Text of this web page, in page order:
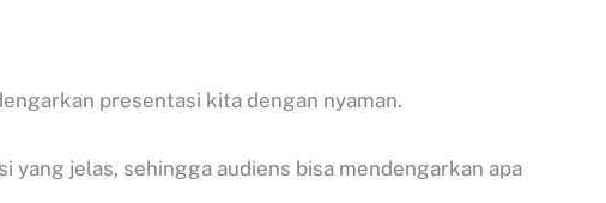
presentasi kita dengan nyaman.
yang jelas, sehingga audiens bisa mendengarkan apa